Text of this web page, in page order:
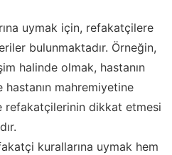
uymak için, refakatçilere
bulunmaktadır. Örneğin,
halinde olmak, hastanın
hastanın mahremiyetine
refakatçilerinin dikkat etmesi
kurallarına uymak hem